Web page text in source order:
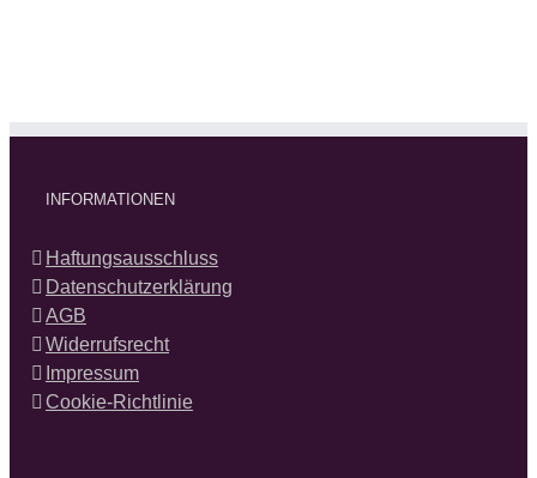
INFORMATIONEN
Haftungsausschluss
Datenschutzerklärung
AGB
Widerrufsrecht
Impressum
Cookie-Richtlinie